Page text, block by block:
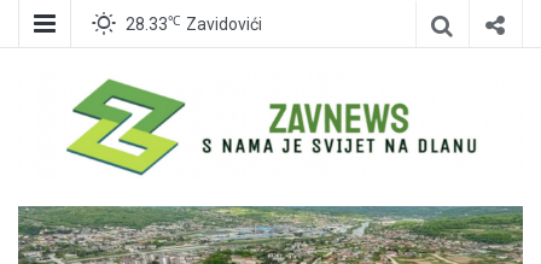
28.33℃ Zavidovići
Zavnews